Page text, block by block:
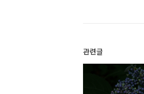
관련글